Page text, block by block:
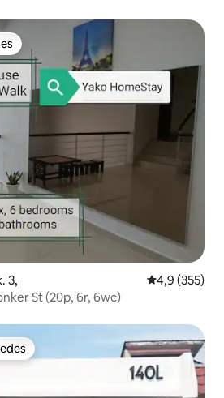
3, 4,9 de uma
4,9 (355)
St (20p, 6r, 6wc)
dos hóspedes